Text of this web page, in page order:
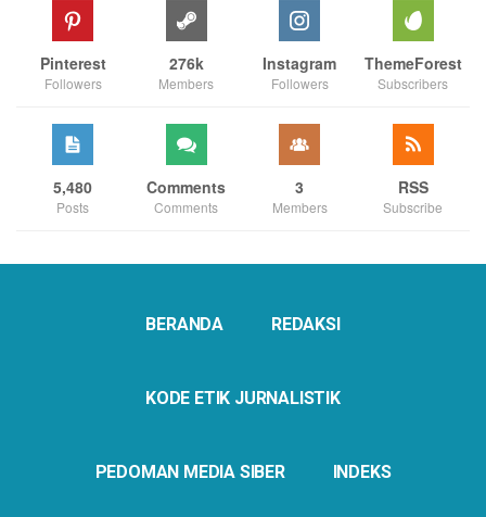
Pinterest
Followers
276k
Members
Instagram
Followers
ThemeForest
Subscribers
5,480
Posts
Comments
Comments
3
Members
RSS
Subscribe
BERANDA REDAKSI
KODE ETIK JURNALISTIK
PEDOMAN MEDIA SIBER INDEKS